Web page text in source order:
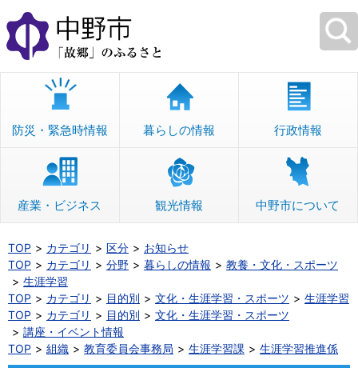
本
文
へ
移
防災・緊急時情報 暮らしの情報 行政情報
産業・ビジネス 観光情報 中野市について
TOP カテゴリ 区分
お知らせ
TOP
カテゴリ 分野 暮らしの情報
教養・文化・スポーツ
生涯学習
TOP
カテゴリ 目的別 文化・生涯学習・スポーツ
生涯学習
TOP
カテゴリ 目的別
文化・生涯学習・スポーツ
講座・イベント情報
TOP
組織 教育委員会事務局 生涯学習課 生涯学習推進係